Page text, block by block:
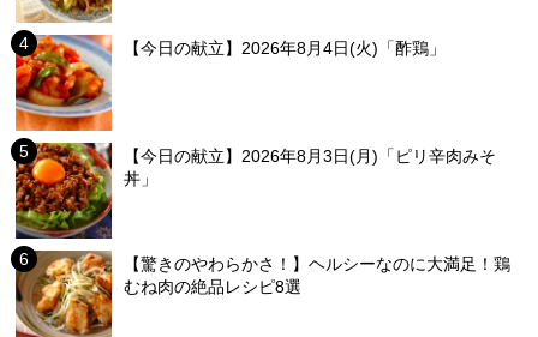
【今日の献立】2026年8月4日(火)「酢鶏」
【今日の献立】2026年8月3日(月)「ピリ辛肉みそ
丼」
【驚きのやわらかさ！】ヘルシーなのに大満足！鶏
むね肉の絶品レシピ8選